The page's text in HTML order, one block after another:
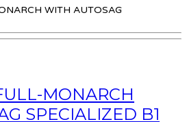
MONARCH
SPECIALIZED B1